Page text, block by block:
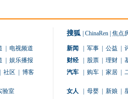
电视频道
娱乐播报
社区 博客
验室
搜狐 ChinaRen 焦点
新闻 军事 公益
财经
股票 理财
汽车
购车 家居
女人 母婴 新娘